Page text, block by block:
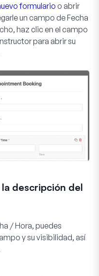
formulario o abrir
un campo de Fecha
haz clic en el campo
para abrir su
descripción del
/ Hora, puedes
y su visibilidad, así